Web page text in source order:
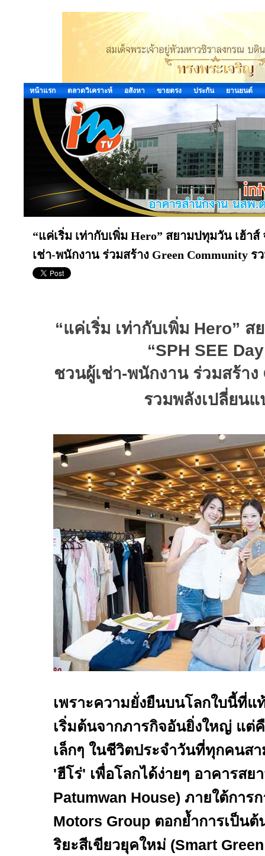
หน้าแรก ตลาดวิเคราะห์ อสังหา ขายตรง ประกัน ยานยนต์
“แค่เริ่ม เท่ากับเพิ่ม Hero” สยามปทุมวัน เฮ้าส์
เช่า-พนักงาน ร่วมสร้าง Green Community
“แค่เริ่ม เท่ากับเพิ่ม Hero” ส
“SPH SEE
ชวนผู้เช่า-พนักงาน ร่วมสร้าง
รวมพลังเปลี่ยนแ
เพราะความยั่งยืนบนโลกใบนี้ที่แ
เริ่มต้นจากภารกิจอันยิ่งใหญ่ แต่
เล็กๆ ในชีวิตประจำวันที่ทุกคนส
'ฮีโร่' เพื่อโลกได้ง่ายๆ อาคารสย
Patumwan House) ภายใต้การ
Motors Group ตอกย้ำการเป็น
ริยะสีเขียวยุคใหม่ (Smart